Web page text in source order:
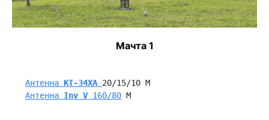
Мачта 1
Антенна KT-34XA 20/15/10 М
Антенна Inv V 160/80 M